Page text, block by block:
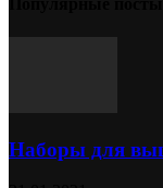
Наборы для